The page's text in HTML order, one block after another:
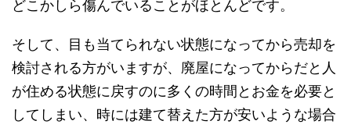
どこかしら傷んでいることがほとんどです。
そして、目も当てられない状態になってから売却を
検討される方がいますが、廃屋になってからだと人
が住める状態に戻すのに多くの時間とお金を必要と
してしまい、時には建て替えた方が安いような場合